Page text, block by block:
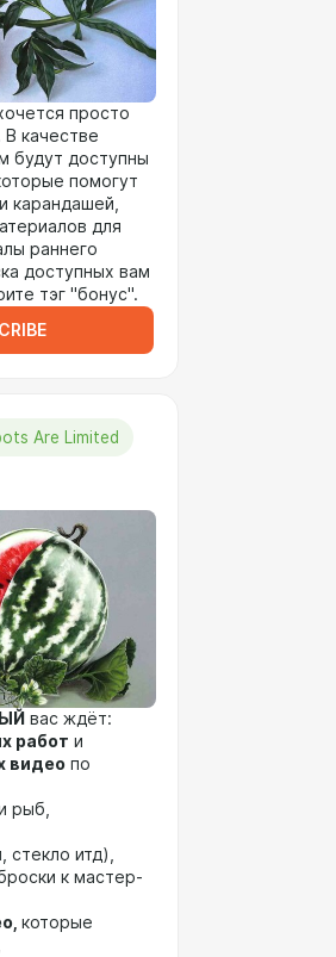
просто
качестве
будут доступны
помогут
карандашей,
для
раннего
доступных вам
тэг "бонус".
Are Limited
вас ждёт:
работ и
видео по
рыб,
стекло итд),
к мастер-
которые